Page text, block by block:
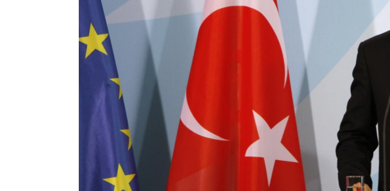
УКРАИНСКАЯ ПРОБЛЕМА КРЫМА